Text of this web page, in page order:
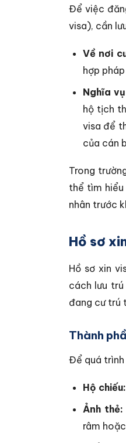
Để việc
visa), cần
Về nơi
hợp
Nghĩa
hộ tịch
visa để
của cán
Trong
thể tìm
nhân trước
Hồ sơ
Hồ sơ xin
cách lưu
đang cư trú
Thành
Để quá trình
Hộ chiếu:
Ảnh thẻ:
râm